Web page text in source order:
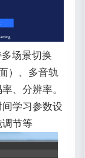
场景切换
）、多音轨
、分辨率。
学习参数设
节等